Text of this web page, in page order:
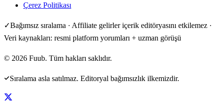
Çerez Politikası
✓Bağımsız sıralama · Affiliate gelirler içerik editöryasını etkilemez ·
Veri kaynakları: resmi platform yorumları + uzman görüşü
© 2026 Fuub. Tüm hakları saklıdır.
Sıralama asla satılmaz. Editoryal bağımsızlık ilkemizdir.